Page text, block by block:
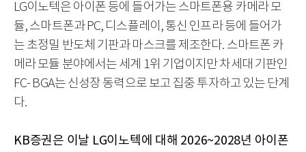
LG이노텍은 아이폰 등에 들어가는 스마트폰용 카메라 모
듈, 스마트폰과 PC, 디스플레이, 통신 인프라 등에 들어가
는 초정밀 반도체 기판과 마스크를 제조한다. 스마트폰 카
메라 모듈 분야에서는 세계 1위 기업이지만 차세대 기판인
FC- BGA는 신성장 동력으로 보고 집중 투자하고 있는 단계
다.
KB증권은 이날 LG이노텍에 대해 2026~2028년 아이폰